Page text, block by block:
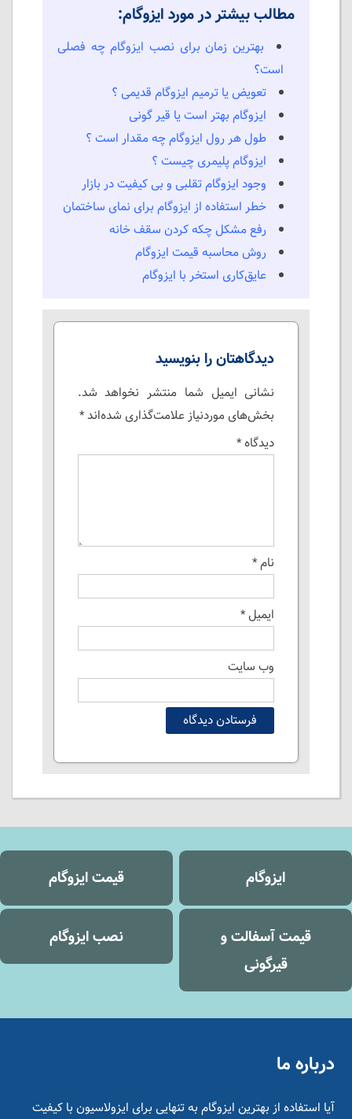
مطالب بیشتر در مورد ایزوگام:
بهترین زمان برای نصب ایزوگام چه فصلی
است؟
تعویض یا ترمیم ایزوگام قدیمی ؟
ایزوگام بهتر است یا قیر گونی
طول هر رول ایزوگام چه مقدار است ؟
ایزوگام پلیمری چیست ؟
وجود ایزوگام تقلبی و بی کیفیت در بازار
خطر استفاده از ایزوگام برای نمای ساختمان
رفع مشکل چكه كردن سقف خانه
روش محاسبه قیمت ایزوگام
عایق‌کاری استخر با ایزوگام
دیدگاهتان را بنویسید
نشانی ایمیل شما منتشر نخواهد شد.
بخش‌های موردنیاز علامت‌گذاری شده‌اند*
دیدگاه*
نام*
ایمیل*
وب‌ سایت
ایزوگام قیمت ایزوگام
قیمت آسفالت و
قیرگونی
نصب ایزوگام
درباره ما
آیا استفاده از بهترین ایزوگام به تنهایی برای ایزولاسیون با کیفیت